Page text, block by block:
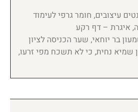
עיצובים, חומר גרפי לעימוד
איגרת – דף רקע
בר יוחאי, שער הכניסה לציון
שמיא נחית, כי לא תשכח מפי זרעו,